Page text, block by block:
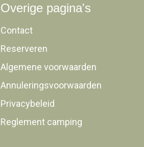
Overige pagina's
Contact
Reserveren
Algemene voorwaarden
Annuleringsvoorwaarden
Privacybeleid
Reglement camping